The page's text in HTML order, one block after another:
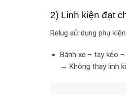
2) Linh kiện đạt
Relug sử dụng phụ
Bánh xe – tay kéo
→ Không thay linh